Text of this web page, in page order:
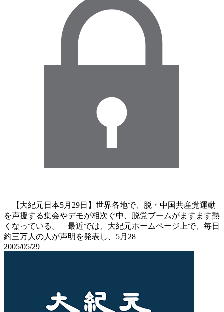
【大紀元日本5月29日】世界各地で、脱・中国共産党運動
を声援する集会やデモが相次ぐ中、脱党ブームがますます熱
くなっている。 最近では、大紀元ホームページ上で、毎日
約三万人の人が声明を発表し、5月28
2005/05/29